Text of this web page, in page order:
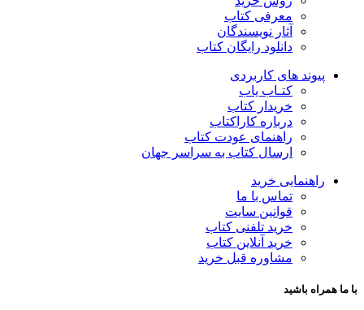
معرفی کتاب
آثار نویسندگان
دانلود رایگان کتاب
پیوند های کاربردی
کتـاب یاب
خریدار کتاب
درباره کاراکتاب
راهنمای عودت کتاب
ارسال کتاب به سراسر جهان
راهنمایی خرید
تماس با ما
قوانین سایت
خرید تلفنی کتاب
خرید آنلاین کتاب
مشاوره قبل خرید
با ما همراه باشید